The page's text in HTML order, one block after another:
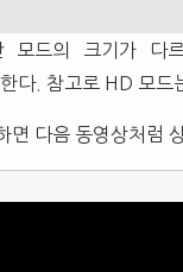
모드의 크기가
다. 참고로 HD 모드
면 다음 동영상처럼